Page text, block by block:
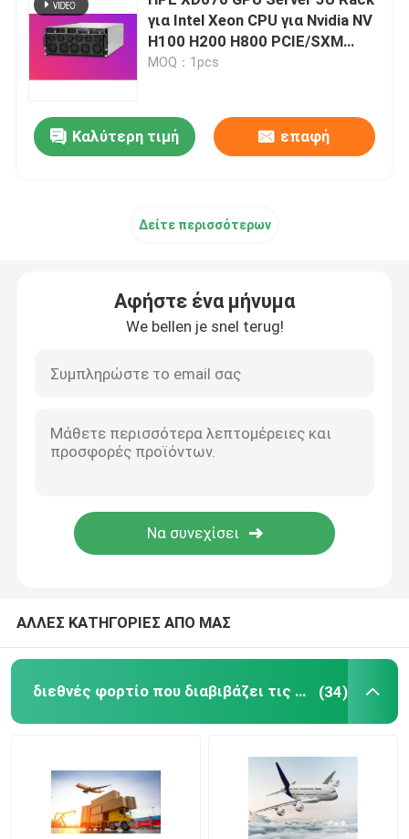
Υπηρεσία αεροπορικών μεταφορών της Κίνας
Διεθνές φορτίο ραγών
Οδικά εμπορεύματα από την Κίνα
Διεθνείς υπηρεσίες αποθήκευσης
Υπηρεσία ασφάλισης φορτίου
για Intel Xeon CPU για Nvidia NV
H100 H200 H800 PCIE/SXM
Nvlink AI Supercomputing Case
MOQ：1pcs
Καλύτερη τιμή επαφή
Δείτε περισσότερων
Αφήστε ένα μήνυμα
We bellen je snel terug!
ΑΛΛΕΣ ΚΑΤΗΓΟΡΙΕΣ ΑΠΟ ΜΑΣ
διεθνές φορτίο που διαβιβάζει τις υπηρεσίες (34)